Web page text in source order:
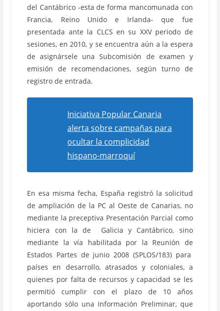
del Cantábrico -esta de forma mancomunada con
Francia, Reino Unido e Irlanda- que fue
presentada ante la CLCS en su XXV periodo de
sesiones, en 2010, y se encuentra aún a la espera
de asignársele una Subcomisión de examen y
emisión de recomendaciones, según turno de
registro de entrada.
Iniciativa Popular Canaria
alerta sobre campañas para
ocultar la complicidad
hispano-marroquí
En esa misma fecha, España registró la solicitud
de ampliación de la PC al Oeste de Canarias, no
mediante la preceptiva Presentación Parcial como
hiciera con la de Galicia y Cantábrico, sino
mediante la vía habilitada por la Reunión de
Estados Partes de junio 2008 (SPLOS/183) para
países en desarrollo, atrasados y coloniales, a
quienes por falta de recursos y capacidad se les
permitió cumplir con el plazo de 10 años
aportando sólo una Información Preliminar, que